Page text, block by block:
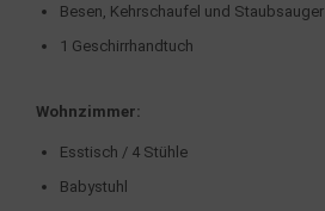
Besen, Kehrschaufel und Staubsauger
1 Geschirrhandtuch
Wohnzimmer:
Esstisch / 4 Stühle
Babystuhl